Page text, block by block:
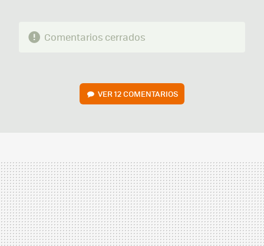
Comentarios cerrados
VER12 COMENTARIOS